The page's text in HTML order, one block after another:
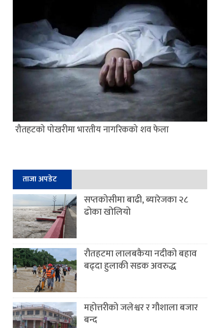
रौतहटको पोखरीमा भारतीय नागरिकको शव फेला
ताजा अपडेट
सप्तकोसीमा बाढी, ब्यारेजका २८
ढोका खोलियो
रौतहटमा लालबकैया नदीको बहाव
बढ्दा हुलाकी सडक अवरुद्ध
महोत्तरीको जलेश्वर र गौशाला बजार
बन्द